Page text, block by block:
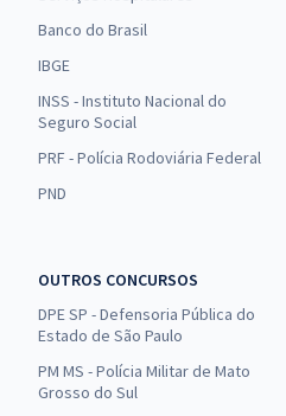
Banco do Brasil
IBGE
INSS - Instituto Nacional do
Seguro Social
PRF - Polícia Rodoviária Federal
PND
OUTROS CONCURSOS
DPE SP - Defensoria Pública do
Estado de São Paulo
PM MS - Polícia Militar de Mato
Grosso do Sul